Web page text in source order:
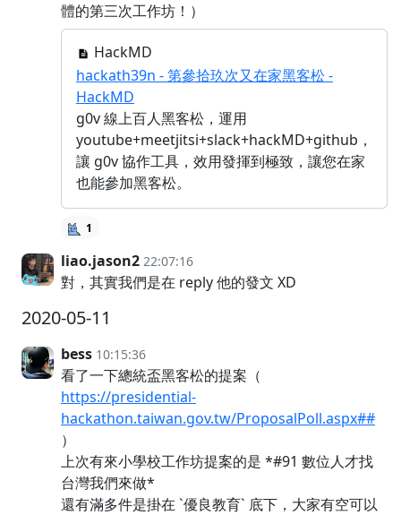
體的第三次工作坊！）
HackMD
hackath39n - 第參拾玖次又在家黑客松 -
HackMD
g0v 線上百人黑客松，運用
youtube+meetjitsi+slack+hackMD+github，
讓 g0v 協作工具，效用發揮到極致，讓您在家
也能參加黑客松。
1
liao.jason2 22:07:16
對，其實我們是在 reply 他的發文 XD
2020-05-11
bess 10:15:36
看了一下總統盃黑客松的提案（
https://presidential-
hackathon.taiwan.gov.tw/ProposalPoll.aspx##
）
上次有來小學校工作坊提案的是 *#91 數位人才找
台灣我們來做*
還有滿多件是掛在 `優良教育` 底下，大家有空可以